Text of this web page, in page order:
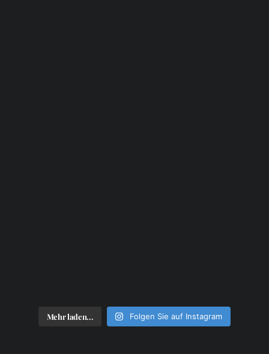
Mehr laden... Folgen Sie auf Instagram